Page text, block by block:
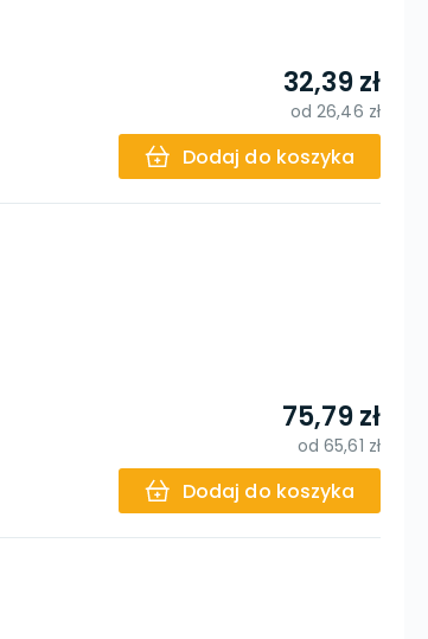
32,39 zł
od26,46 zł
Dodaj do koszyka
75,79 zł
od65,61 zł
Dodaj do koszyka